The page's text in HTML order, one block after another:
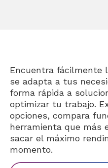
Encuentra fácilmente
se adapta a tus
forma rápida a
optimizar tu trabajo.
opciones, compara
herramienta que más
sacar el máximo
momento.